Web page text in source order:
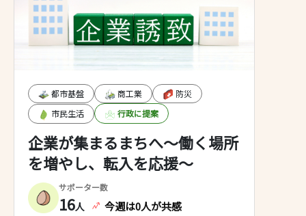
ないでしょうか？ 元に言語支援など
も市内の大学ボランティアに頼るな
ど支援するには不安定な状況です 自
分の職場では、これまでに3つの国
から就労しに来てもらい共に働きま
のみです その間の指導にかける時間
と労力は計り知れません 市としても
現在の在住外国人数。その中での就
労者と勤務年数を把握し、外国人労
働者を更に頼る事が正しいのか、そ
れとも縁もゆかりのない地で無作為
に多額の税金を投入していくのが得
なく数字や実事例などを出して行く
べきです またそれに伴い、生保の不
都市基盤 商工業
防災
市民生活
行政に提案
企業が集まるまちへ～働く場所
を増やし、転入を応援～
サポーター数
16人 今週は0人が共感